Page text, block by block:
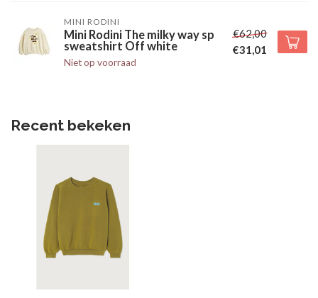
MINI RODINI
Mini Rodini The milky way sp
sweatshirt Off white
Niet op voorraad
€62,00
€31,01
Recent bekeken